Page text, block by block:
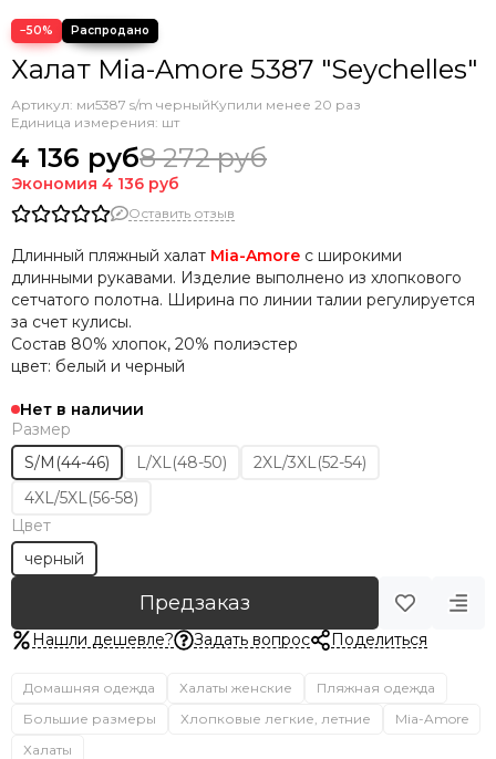
−50%
Халат Mia-Amore 5387 "Seychelles"
Артикул: ми5387 s/m черныйКупили менее 20 раз
Единица измерения: шт
4 136 руб8 272 руб
Экономия 4 136 руб
Оставить отзыв
Длинный пляжный халат Mia-Amore с широкими
длинными рукавами. Изделие выполнено из хлопкового
сетчатого полотна. Ширина по линии талии регулируется
за счет кулисы.
Состав 80% хлопок, 20% полиэстер
цвет: белый и черный
Нет в наличии
Размер
S/M(44-46)
L/XL(48-50)
2XL/3XL(52-54)
4XL/5XL(56-58)
Цвет
черный
Предзаказ
Нашли дешевле? Задать вопрос Поделиться
Домашняя одежда Халаты женские
Пляжная одежда
Большие размеры
Хлопковые легкие, летние
Mia-Amore
Халаты